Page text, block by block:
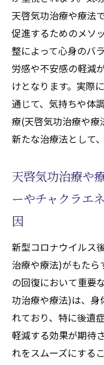
気功治療(
るための習
新型コロナ
気功(天啓
重要性
天啓気療を
効果
させる
天啓気功治
気功(天啓
療法で活性
エネルギー
心身の調
天啓気功治
ニーやチャ
天啓気功治療や療法
促進するためのメソ
整によって心身のバ
労感や不安感の軽減
けとなります。実際
通じて、気持ちや体
療(天啓気功治療や療
新たな治療法として
天啓気功治療や
ーやチャクラエ
因
新型コロナウイルス
治療や療法)がもた
の回復において重要
功治療や療法)は、身
れており、特に後遺
軽減する効果が期待
れをスムーズにする